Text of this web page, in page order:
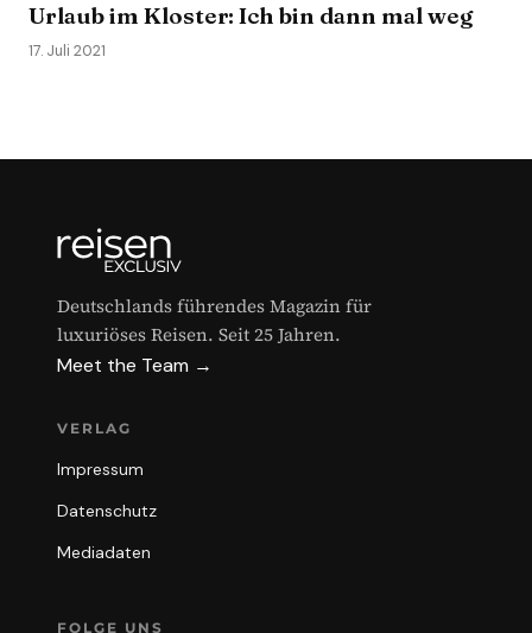
Urlaub im Kloster: Ich bin dann mal weg
17. Juli 2021
Deutschlands führendes Magazin für
luxuriöses Reisen. Seit 25 Jahren.
Meet the Team →
VERLAG
Impressum
Datenschutz
Mediadaten
FOLGE UNS